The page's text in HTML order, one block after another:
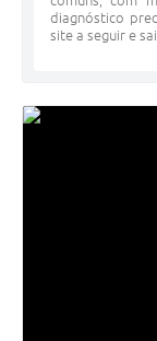
diagnóstico
site a seguir e